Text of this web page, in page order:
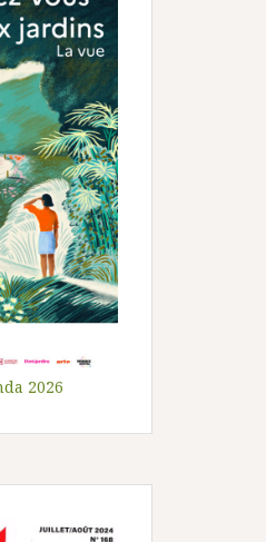
2026